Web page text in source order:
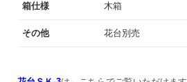
箱仕様 木箱
その他 花台別売